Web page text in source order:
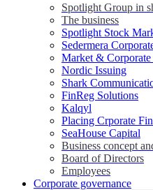
Spotlight Group in
The business
Spotlight Stock
Sedermera
Market &
Nordic Issuing
Shark
FinReg Solutions
Kalqyl
Placing Crporate
SeaHouse Capital
Business concept
Board of Directors
Employees
Corporate governance